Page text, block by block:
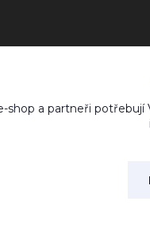
shop a partneři potřebují